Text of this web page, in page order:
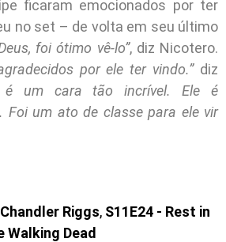
ficaram emocionados por ter
no set – de volta em seu último
foi ótimo vê-lo”, diz Nicotero.
por ele ter vindo.”diz
é um cara tão incrível. Ele é
Foi um ato de classe para ele vir
Chandler Riggs, S11E24 - Rest in
Walking Dead